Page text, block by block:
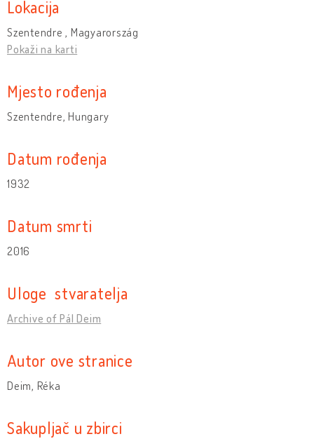
Lokacija
Szentendre , Magyarország
Pokaži na karti
Mjesto rođenja
Szentendre, Hungary
Datum rođenja
1932
Datum smrti
2016
Uloge stvaratelja
Archive of Pál Deim
Autor ove stranice
Deim, Réka
Sakupljač u zbirci